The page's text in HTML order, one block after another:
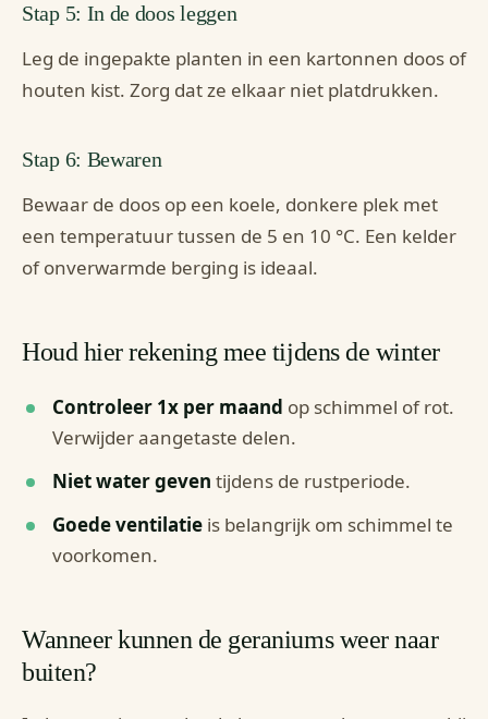
Stap 5: In de doos leggen
Leg de ingepakte planten in een kartonnen doos of
houten kist. Zorg dat ze elkaar niet platdrukken.
Stap 6: Bewaren
Bewaar de doos op een koele, donkere plek met
een temperatuur tussen de 5 en 10 °C. Een kelder
of onverwarmde berging is ideaal.
Houd hier rekening mee tijdens de winter
Controleer 1x per maand op schimmel of rot.
Verwijder aangetaste delen.
Niet water geven tijdens de rustperiode.
Goede ventilatie is belangrijk om schimmel te
voorkomen.
Wanneer kunnen de geraniums weer naar
buiten?